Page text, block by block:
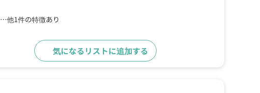
…他1件の特徴あり
気になるリストに追加する